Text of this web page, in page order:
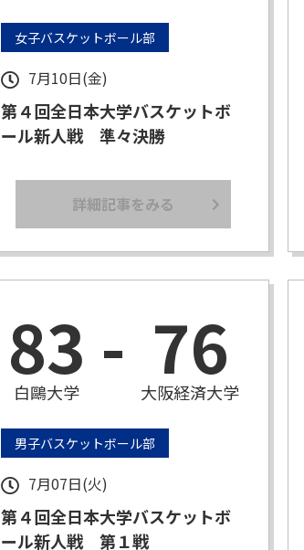
女子バスケットボール部
7月10日(金)
第４回全日本大学バスケットボ
ール新人戦 準々決勝
詳細記事をみる
83
白鷗大学 - 76
大阪経済大学
男子バスケットボール部
7月07日(火)
第４回全日本大学バスケットボ
ール新人戦 第１戦